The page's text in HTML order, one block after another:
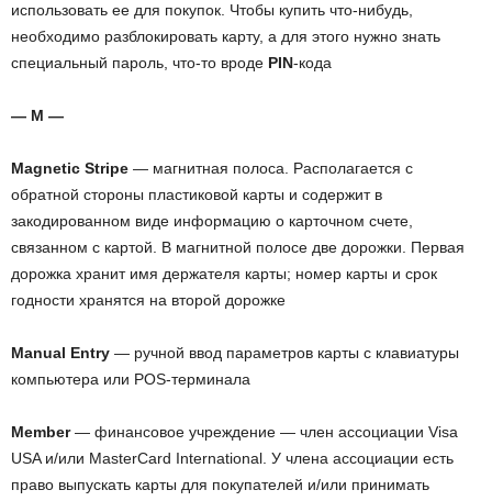
использовать ее для покупок. Чтобы купить что-нибудь,
необходимо разблокировать карту, а для этого нужно знать
специальный пароль, что-то вроде PIN-кода
— M —
Magnetic Stripe — магнитная полоса. Располагается с
обратной стороны пластиковой карты и содержит в
закодированном виде информацию о карточном счете,
связанном с картой. В магнитной полосе две дорожки. Первая
дорожка хранит имя держателя карты; номер карты и срок
годности хранятся на второй дорожке
Manual Entry — ручной ввод параметров карты с клавиатуры
компьютера или POS-терминала
Member— финансовое учреждение — член ассоциации Visa
USA и/или MasterCard International. У члена ассоциации есть
право выпускать карты для покупателей и/или принимать